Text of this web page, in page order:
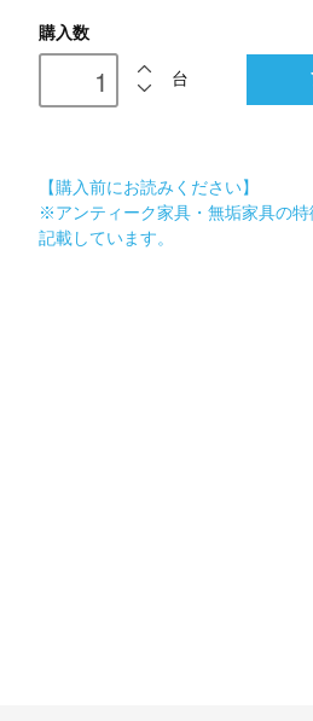
購入数
台
【購入前にお読みください】
※アンティーク家具・無垢家具の
記載しています。